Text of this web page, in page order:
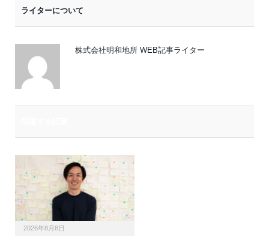
ライターについて
株式会社明和地所 WEB記事ライター
2026年8月8日